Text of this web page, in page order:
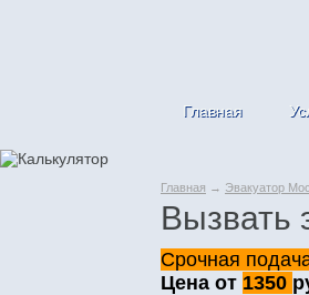
Главная
Главная → Эвакуатор
Вызвать
Срочная
Цена от 1350